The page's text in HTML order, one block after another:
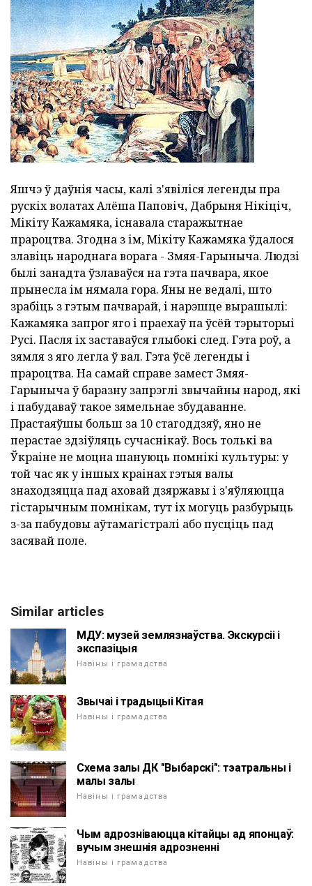
Яшчэ ў даўнія часы, калі з'явіліся легенды пра
рускіх волатах Алёша Паповіч, Дабрыня Нікіціч,
Мікіту Кажамяка, існавала старажытнае
прароцтва. Згодна з ім, Мікіту Кажамяка ўдалося
злавіць народнага ворага - Змяя-Гарыныча. Людзі
былі занадта ўзлаваўся на гэта пачвара, якое
прынесла ім нямала гора. Яны не ведалі, што
зрабіць з гэтым пачварай, і нарэшце вырашылі:
Кажамяка запрог яго і праехаў па ўсёй тэрыторыі
Русі. Пасля іх заставаўся глыбокі след. Гэта роў, а
зямля з яго легла ў вал. Гэта ўсё легенды і
прароцтва. На самай справе замест Змяя-
Гарыныча ў баразну запрэглі звычайны народ, які
і пабудаваў такое зямельнае збудаванне.
Прастаяўшы больш за 10 стагоддзяў, яно не
перастае здзіўляць сучаснікаў. Вось толькі ва
Ўкраіне не моцна шануюць помнікі культуры: у
той час як у іншых краінах гэтыя валы
знаходзяцца пад аховай дзяржавы і з'яўляюцца
гістарычным помнікам, тут іх могуць разбурыць
з-за пабудовы аўтамагістралі або пусціць пад
засявай поле.
Similar articles
МДУ: музей землязнаўства. Экскурсіі і
экспазіцыя
Навіны і грамадства
Звычаі і традыцыі Кітая
Навіны і грамадства
Схема залы ДК "Выбарскі": тэатральны і
малы залы
Навіны і грамадства
Чым адрозніваюцца кітайцы ад японцаў:
вучым знешнія адрозненні
Навіны і грамадства